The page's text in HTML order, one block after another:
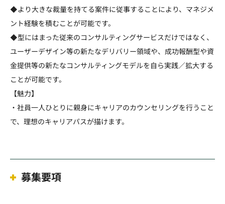
◆より大きな裁量を持てる案件に従事することにより、マネジメ
ント経験を積むことが可能です。
◆型にはまった従来のコンサルティングサービスだけではなく、
ユーザーデザイン等の新たなデリバリー領域や、成功報酬型や資
金提供等の新たなコンサルティングモデルを自ら実践／拡大する
ことが可能です。
【魅力】
・社員一人ひとりに親身にキャリアのカウンセリングを行うこと
で、理想のキャリアパスが描けます。
募集要項